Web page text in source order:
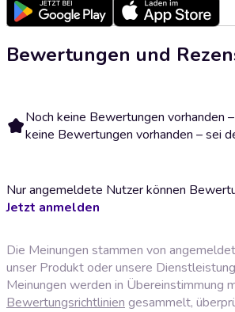
Bewertungen und
Noch keine Bewertungen vorhanden
keine Bewertungen vorhanden – sei
Nur angemeldete Nutzer können
Jetzt anmelden
Die Meinungen stammen von
unser Produkt oder unsere
Meinungen werden in Übereinstimmung
Bewertungsrichtlinien gesammelt,